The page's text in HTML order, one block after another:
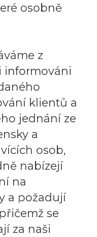
osobně
z
informováni
klientů a
jednání ze
a
osob,
nabízejí
na
a požadují
se
za naši